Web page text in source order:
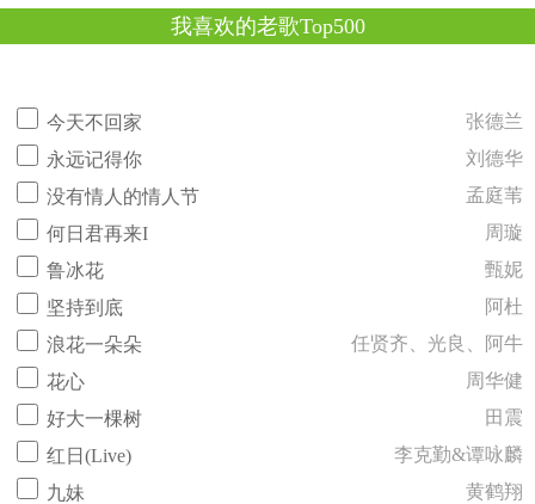
我喜欢的老歌Top500
今天不回家
张德兰
永远记得你
刘德华
没有情人的情人节
孟庭苇
何日君再来I
周璇
鲁冰花
甄妮
坚持到底
阿杜
浪花一朵朵
任贤齐、光良、阿牛
花心
周华健
好大一棵树
田震
红日(Live)
李克勤&谭咏麟
九妹
黄鹤翔